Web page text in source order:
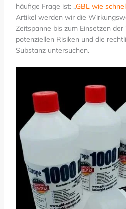
häufige Frage ist: „GBL wie
Artikel werden wir die
Zeitspanne bis zum Einsetzen
potenziellen Risiken und die
Substanz untersuchen.